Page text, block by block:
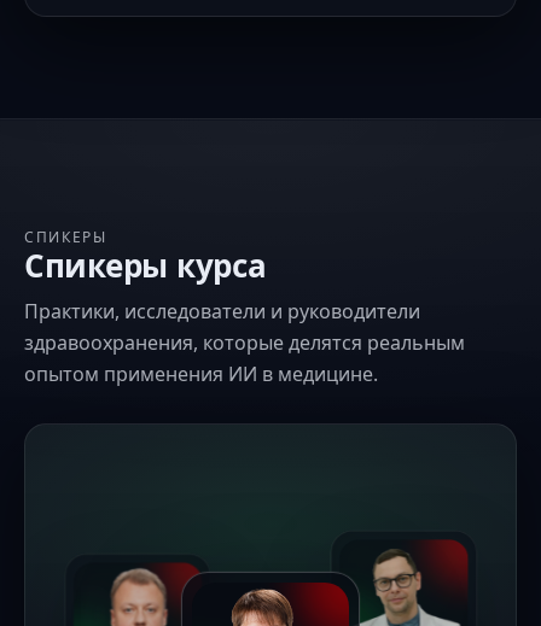
СПИКЕРЫ
Спикеры курса
Практики, исследователи и руководители
здравоохранения, которые делятся реальным
опытом применения ИИ в медицине.